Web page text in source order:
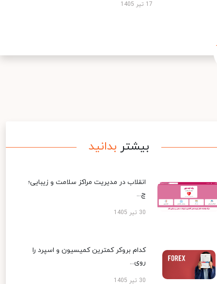
17 تیر 1405
بیشتر بدانید
انقلاب در مدیریت مراکز سلامت و زیبایی؛
چ...
30 تیر 1405
کدام بروکر کمترین کمیسیون و اسپرد را
روی...
30 تیر 1405